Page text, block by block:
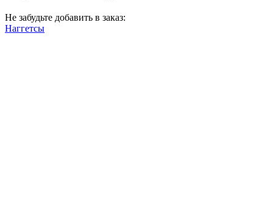
Не забудьте добавить в заказ:
Наггетсы